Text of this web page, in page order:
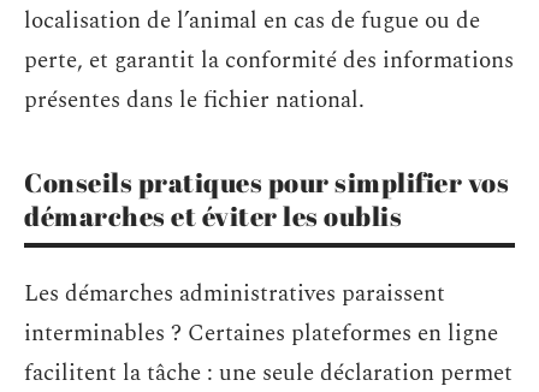
localisation de l’animal en cas de fugue ou de
perte, et garantit la conformité des informations
présentes dans le fichier national.
Conseils pratiques pour simplifier vos
démarches et éviter les oublis
Les démarches administratives paraissent
interminables ? Certaines plateformes en ligne
facilitent la tâche : une seule déclaration permet